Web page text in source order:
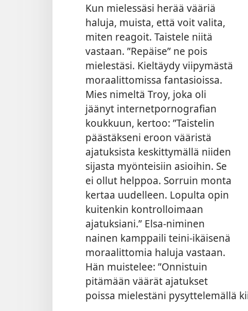
Kun mielessäsi herää vääriä
haluja, muista, että voit valita,
miten reagoit. Taistele niitä
vastaan. ”Repäise” ne pois
mielestäsi. Kieltäydy viipymästä
moraalittomissa fantasioissa.
Mies nimeltä Troy, joka oli
jäänyt internetpornografian
koukkuun, kertoo: ”Taistelin
päästäkseni eroon vääristä
ajatuksista keskittymällä niiden
sijasta myönteisiin asioihin. Se
ei ollut helppoa. Sorruin monta
kertaa uudelleen. Lopulta opin
kuitenkin kontrolloimaan
ajatuksiani.” Elsa-niminen
nainen kamppaili teini-ikäisenä
moraalittomia haluja vastaan.
Hän muistelee: ”Onnistuin
pitämään väärät ajatukset
poissa mielestäni pysyttelemällä